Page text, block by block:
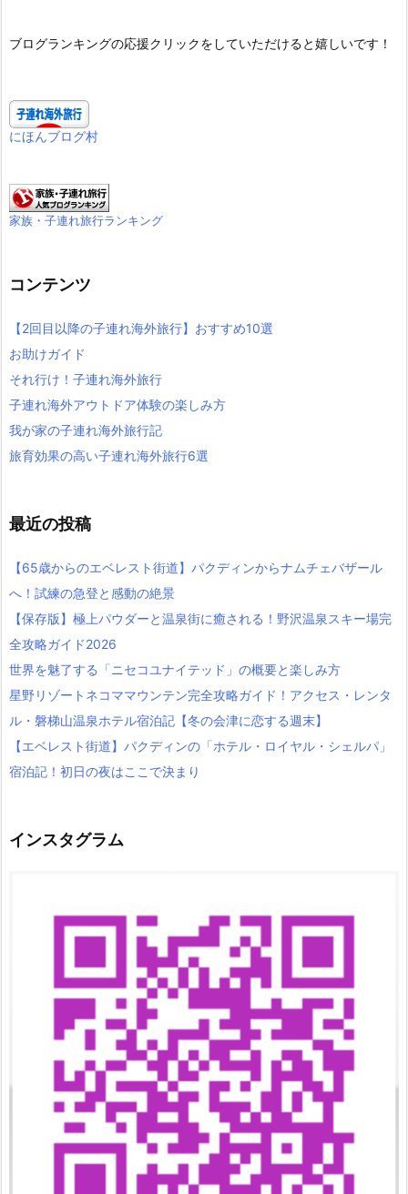
ブログランキングの応援クリックをしていただけると嬉しいです！
にほんブログ村
家族・子連れ旅行ランキング
コンテンツ
【2回目以降の子連れ海外旅行】おすすめ10選
お助けガイド
それ行け！子連れ海外旅行
子連れ海外アウトドア体験の楽しみ方
我が家の子連れ海外旅行記
旅育効果の高い子連れ海外旅行6選
最近の投稿
【65歳からのエベレスト街道】パクディンからナムチェバザール
へ！試練の急登と感動の絶景
【保存版】極上パウダーと温泉街に癒される！野沢温泉スキー場完
全攻略ガイド2026
世界を魅了する「ニセコユナイテッド」の概要と楽しみ方
星野リゾートネコママウンテン完全攻略ガイド！アクセス・レンタ
ル・磐梯山温泉ホテル宿泊記【冬の会津に恋する週末】
【エベレスト街道】パクディンの「ホテル・ロイヤル・シェルパ」
宿泊記！初日の夜はここで決まり
インスタグラム